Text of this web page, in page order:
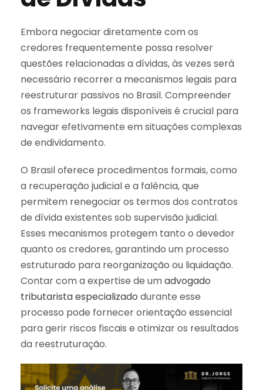
Embora negociar diretamente com os
credores frequentemente possa resolver
questões relacionadas a dívidas, às vezes será
necessário recorrer a mecanismos legais para
reestruturar passivos no Brasil. Compreender
os frameworks legais disponíveis é crucial para
navegar efetivamente em situações complexas
de endividamento.
O Brasil oferece procedimentos formais, como
a recuperação judicial e a falência, que
permitem renegociar os termos dos contratos
de dívida existentes sob supervisão judicial.
Esses mecanismos protegem tanto o devedor
quanto os credores, garantindo um processo
estruturado para reorganização ou liquidação.
Contar com a expertise de umadvogado
tributarista especializado durante esse
processo pode fornecer orientação essencial
para gerir riscos fiscais e otimizar os resultados
da reestruturação.